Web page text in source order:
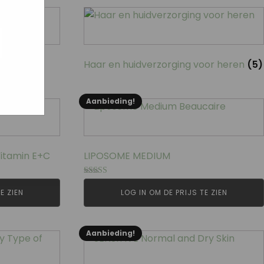
Haar en huidverzorging voor heren (5)
E+C
ZIEN
Aanbieding!
LIPOSOME MEDIUM
Gewaardeerd
LOG IN OM DE PRIJS TE ZIEN
Aanbieding!